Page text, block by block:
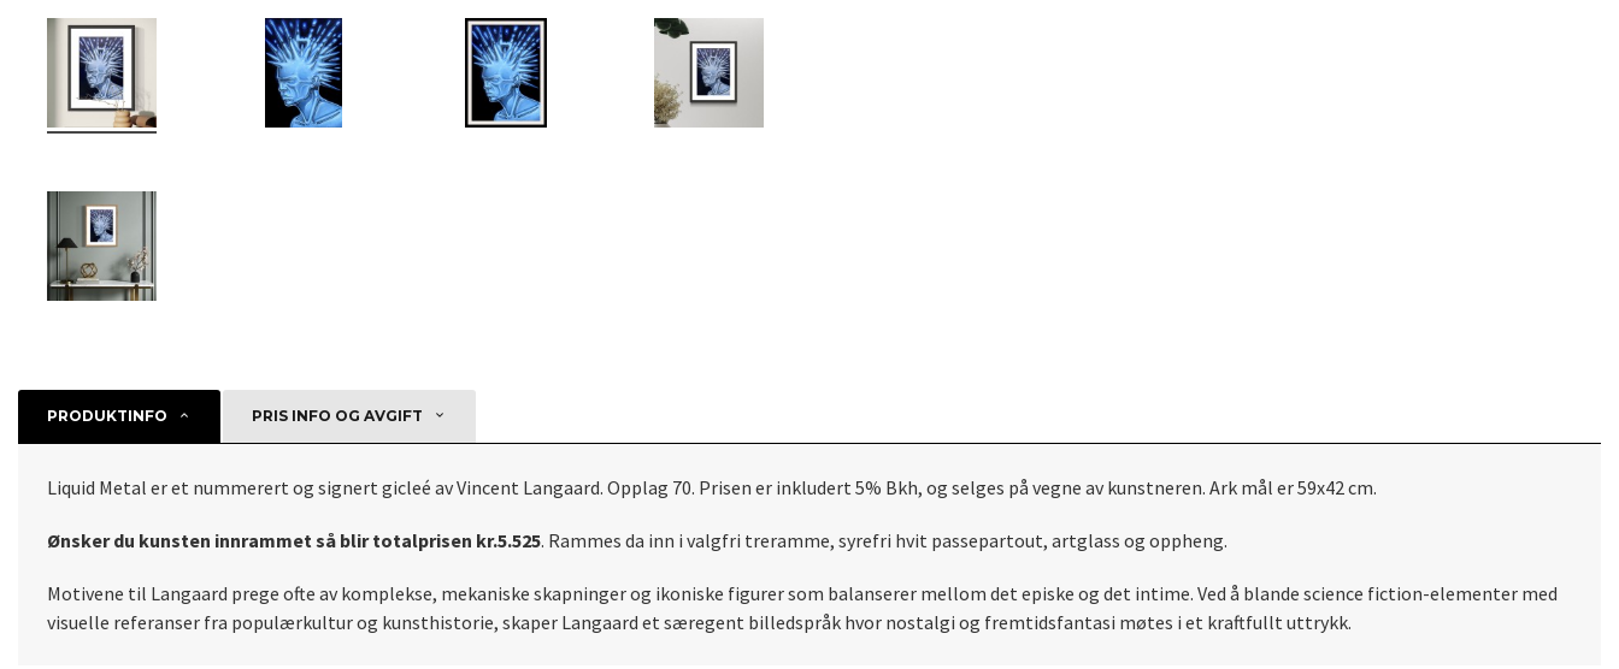
PRODUKTINFO PRIS INFO OG AVGIFT
Liquid Metal er et nummerert og signert gicleé av Vincent Langaard. Opplag 70. Prisen er inkludert 5% Bkh, og selges på vegne av kunstneren. Ark mål er 59x42 cm.
Ønsker du kunsten innrammet så blir totalprisen kr.5.525. Rammes da inn i valgfri treramme, syrefri hvit passepartout, artglass og oppheng.
Motivene til Langaard prege ofte av komplekse, mekaniske skapninger og ikoniske figurer som balanserer mellom det episke og det intime. Ved å blande science fiction-elementer med
visuelle referanser fra populærkultur og kunsthistorie, skaper Langaard et særegent billedspråk hvor nostalgi og fremtidsfantasi møtes i et kraftfullt uttrykk.